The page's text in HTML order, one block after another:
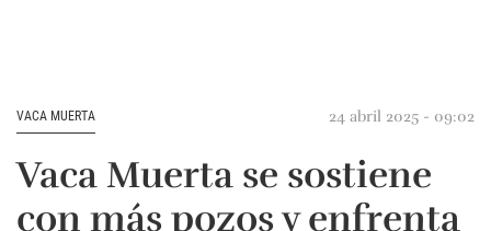
VACA MUERTA 24 abril 2025 - 09:02
Vaca Muerta se sostiene
con más pozos y enfrenta